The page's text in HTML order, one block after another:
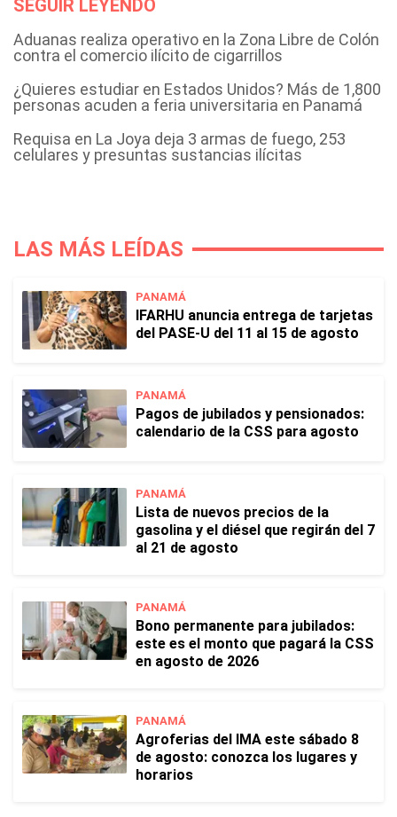
SEGUIR LEYENDO
Aduanas realiza operativo en la Zona Libre de Colón
contra el comercio ilícito de cigarrillos
¿Quieres estudiar en Estados Unidos? Más de 1,800
personas acuden a feria universitaria en Panamá
Requisa en La Joya deja 3 armas de fuego, 253
celulares y presuntas sustancias ilícitas
LAS MÁS LEÍDAS
PANAMÁ
IFARHU anuncia entrega de tarjetas
del PASE-U del 11 al 15 de agosto
PANAMÁ
Pagos de jubilados y pensionados:
calendario de la CSS para agosto
PANAMÁ
Lista de nuevos precios de la
gasolina y el diésel que regirán del 7
al 21 de agosto
PANAMÁ
Bono permanente para jubilados:
este es el monto que pagará la CSS
en agosto de 2026
PANAMÁ
Agroferias del IMA este sábado 8
de agosto: conozca los lugares y
horarios